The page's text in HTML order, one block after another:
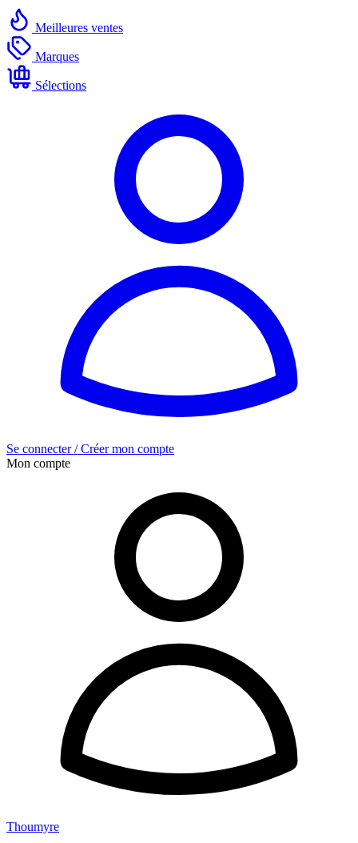
Meilleures ventes
Marques
Sélections
Se connecter / Créer mon compte
Mon compte
Thoumyre